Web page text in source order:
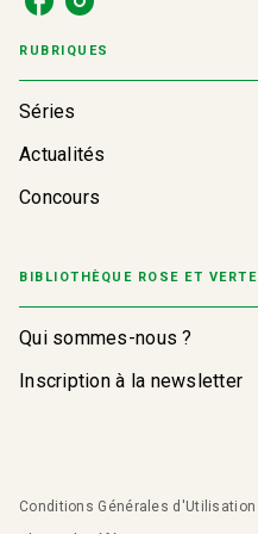
RUBRIQUES
Séries
Actualités
Concours
BIBLIOTHÈQUE ROSE ET VERTE
Qui sommes-nous ?
Inscription à la newsletter
Conditions Générales d'Utilisation